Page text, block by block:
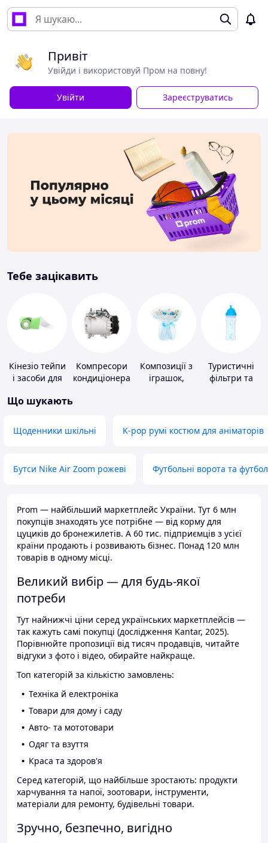
Привіт
Увійди і використовуй Пром на повну!
Увійти Зареєструватись
Тебе зацікавить
Кінезіо тейпи
і засоби для
Компресори
кондиціонера
Композиції з
іграшок,
Туристичні
фільтри та
Що шукають
Щоденники шкільні K-pop румі костюм для аніматорів
Бутси Nike Air Zoom рожеві Футбольні ворота та
Prom — найбільший маркетплейс України. Тут 6 млн
покупців знаходять усе потрібне — від корму для
цуциків до бронежилетів. А 60 тис. підприємців з усієї
країни продають і розвивають бізнес. Понад 120 млн
товарів в одному місці.
Великий вибір — для будь-якої
потреби
Тут найнижчі ціни серед українських маркетплейсів —
так кажуть самі покупці (дослідження Kantar, 2025).
Порівнюйте пропозиції від тисяч продавців, читайте
відгуки з фото і відео, обирайте найкраще.
Топ категорій за кількістю замовлень:
Техніка й електроніка
Товари для дому і саду
Авто- та мототовари
Одяг та взуття
Краса та здоров'я
Серед категорій, що найбільше зростають: продукти
харчування та напої, зоотовари, інструменти,
матеріали для ремонту, будівельні товари.
Зручно, безпечно, вигідно